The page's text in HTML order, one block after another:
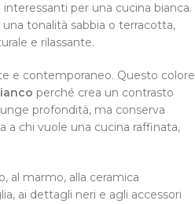
per una cucina bianca.
tonalità sabbia o terracotta,
e rilassante.
e contemporaneo. Questo colore
perché crea un contrasto
profondità, ma conserva
a chi vuole una cucina raffinata,
al marmo, alla ceramica
ai dettagli neri e agli accessori